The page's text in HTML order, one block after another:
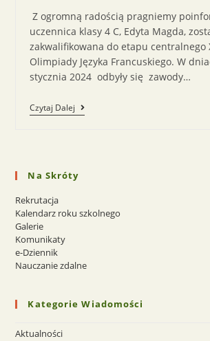
Z ogromną radością pragniemy
uczennica klasy 4 C, Edyta Magda,
zakwalifikowana do etapu centralnego
Olimpiady Języka Francuskiego. W
stycznia 2024 odbyły się zawody…
Czytaj Dalej
Na Skróty
Rekrutacja
Kalendarz roku szkolnego
Galerie
Komunikaty
e-Dziennik
Nauczanie zdalne
Kategorie Wiadomości
Aktualności